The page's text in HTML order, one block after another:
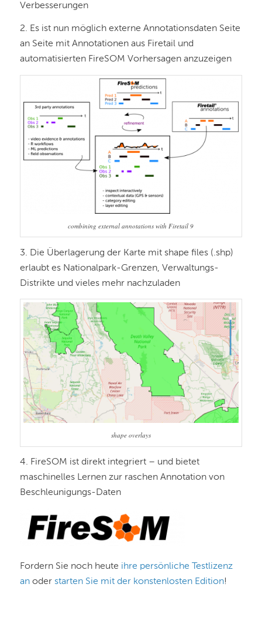
Verbesserungen
2. Es ist nun möglich externe Annotationsdaten Seite
an Seite mit Annotationen aus Firetail und
automatisierten FireSOM Vorhersagen anzuzeigen
combining external annotations with Firetail 9
3. Die Überlagerung der Karte mit shape files (.shp)
erlaubt es Nationalpark-Grenzen, Verwaltungs-
Distrikte und vieles mehr nachzuladen
shape overlays
4. FireSOM ist direkt integriert – und bietet
maschinelles Lernen zur raschen Annotation von
Beschleunigungs-Daten
Fordern Sie noch heute ihre persönliche Testlizenz
anoder starten Sie mit der konstenlosten Edition!